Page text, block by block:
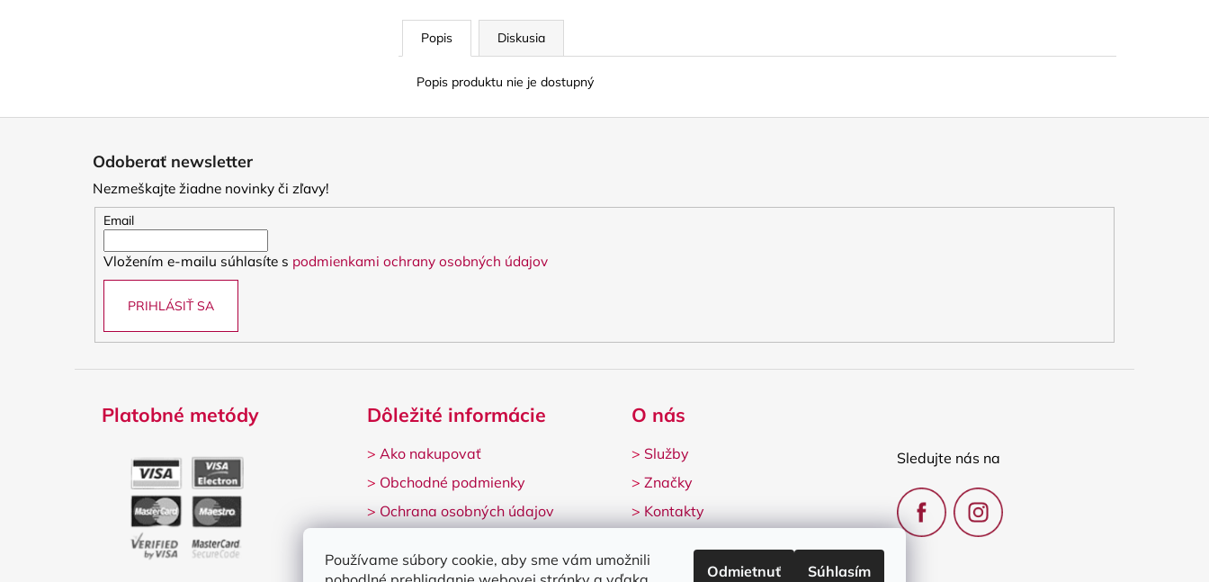
Používame súbory cookie, aby sme vám umožnili
Odmietnuť Súhlasím
Popis Diskusia
Popis produktu nie je dostupný
Odoberať newsletter
Nezmeškajte žiadne novinky či zľavy!
Email
Vložením e-mailu súhlasíte s podmienkami ochrany osobných údajov
PRIHLÁSIŤ SA
Platobné metódy Dôležité informácie
> Ako nakupovať
> Obchodné podmienky
> Ochrana osobných údajov
O nás
> Služby
> Značky
> Kontakty
Sledujte nás na